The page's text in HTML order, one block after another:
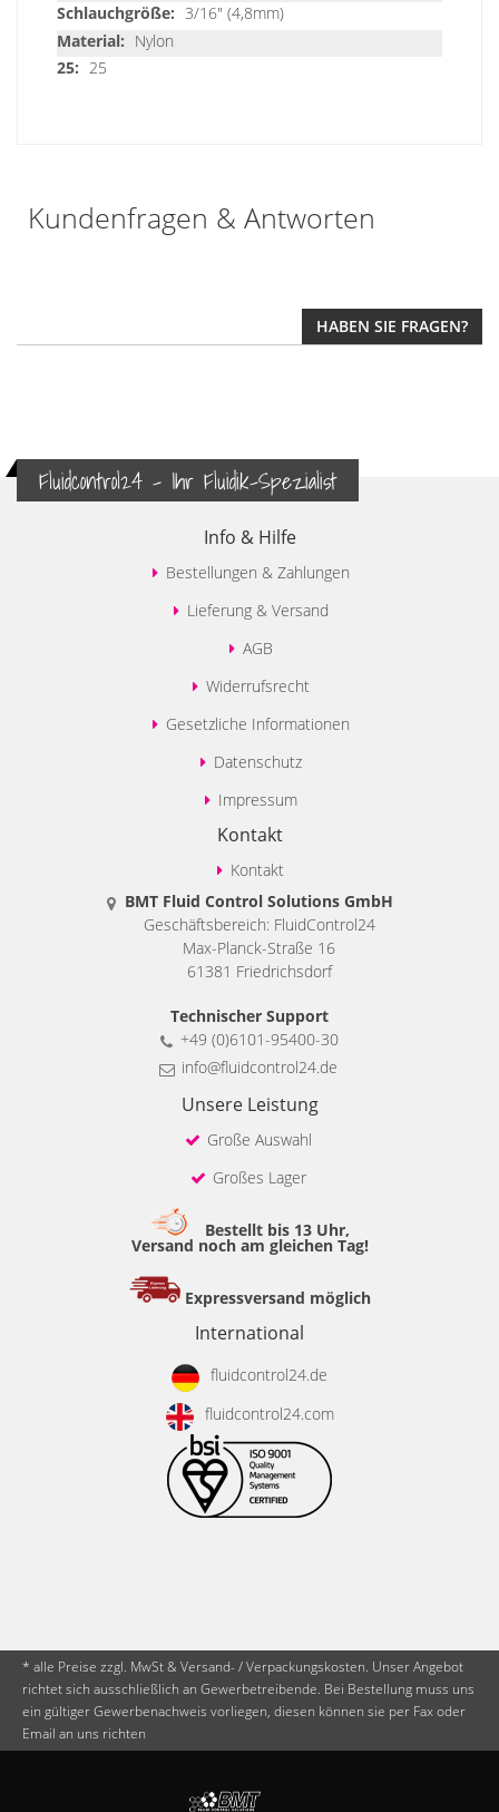
3/16" (4,8mm)
Nylon
25
Kundenfragen & Antworten
HABEN SIE FRAGEN?
Fluidcontrol24 - Ihr Fluidik-Spezialist
Info & Hilfe
Bestellungen & Zahlungen
Lieferung & Versand
AGB
Widerrufsrecht
Gesetzliche Informationen
Datenschutz
Impressum
Kontakt
Kontakt
BMT Fluid Control Solutions GmbH
Geschäftsbereich: FluidControl24
Max-Planck-Straße 16
61381 Friedrichsdorf
Technischer Support
+49 (0)6101-95400-30
info@fluidcontrol24.de
Unsere Leistung
Große Auswahl
Großes Lager
Bestellt bis 13 Uhr,
Versand noch am gleichen Tag!
Expressversand möglich
International
fluidcontrol24.de
fluidcontrol24.com
* alle Preise zzgl. MwSt & Versand- / Verpackungskosten. Unser Angebot
richtet sich ausschließlich an Gewerbetreibende. Bei Bestellung muss uns
ein gültiger Gewerbenachweis vorliegen, diesen können sie per Fax oder
Email an uns richten